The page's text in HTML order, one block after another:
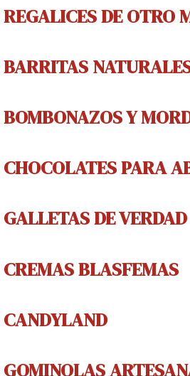
REGALICESDE OTRO
BARRITAS
BOMBONAZOS Y
CHOCOLATES PARA
GALLETAS DE VERDAD
CREMASBLASFEMAS
CANDYLAND
GOMINOLAS